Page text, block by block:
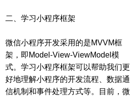
二、学习小程序框架
微信小程序开发采用的是MVVM框
架，即Model-View-ViewModel模
式。学习小程序框架可以帮助我们更
好地理解小程序的开发流程、数据通
信机制和事件处理方式等。目前，微